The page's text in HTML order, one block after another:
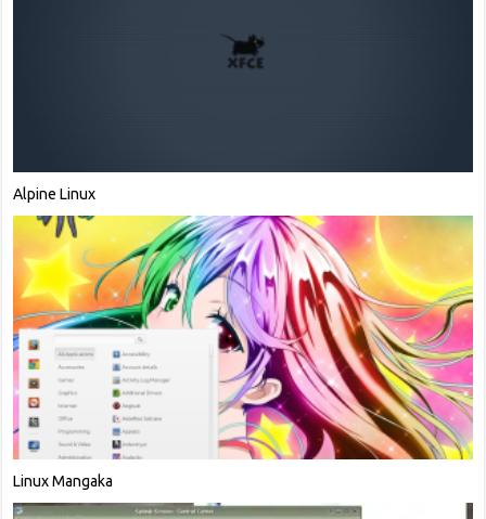
Alpine Linux
Linux Mangaka